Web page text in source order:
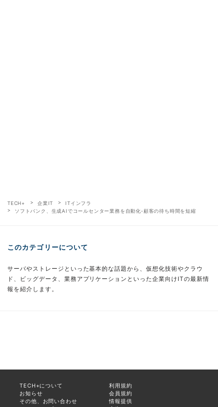
TECH+ 企業IT
ITインフラ
ソフトバンク、生成AIでコールセンター業務を自動化‐顧客の待ち時間を短縮
このカテゴリーについて
サーバやストレージといった基本的な話題から、仮想化技術やクラウ
ド、ビッグデータ、業務アプリケーションといった企業向けITの最新情
報を紹介します。
TECH+について
利用規約
お知らせ
会員規約
その他、お問い合わせ
情報提供